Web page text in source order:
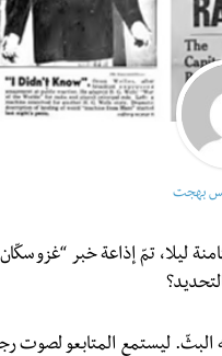
بهجت
على الساعة الثامنة ليلا، تمّ إذاعة خبر
ليستمع المتابعو لصوت